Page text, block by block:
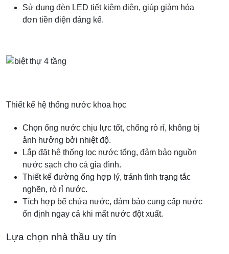
Sử dụng đèn LED tiết kiệm điện, giúp giảm hóa
đơn tiền điện đáng kể.
Thiết kế hệ thống nước khoa học
Chọn ống nước chịu lực tốt, chống rò rỉ, không bị
ảnh hưởng bởi nhiệt độ.
Lắp đặt hệ thống lọc nước tổng, đảm bảo nguồn
nước sạch cho cả gia đình.
Thiết kế đường ống hợp lý, tránh tình trạng tắc
nghẽn, rò rỉ nước.
Tích hợp bể chứa nước, đảm bảo cung cấp nước
ổn định ngay cả khi mất nước đột xuất.
Lựa chọn nhà thầu uy tín